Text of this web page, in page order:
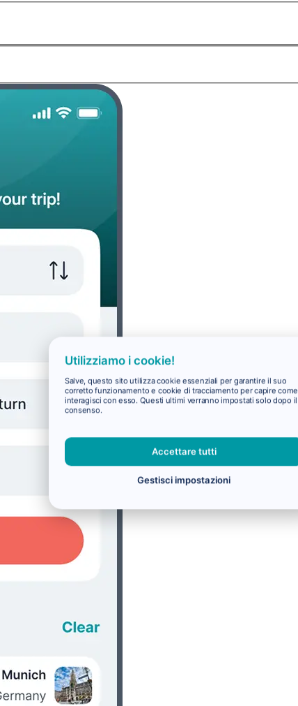
Utilizziamo i cookie!
Salve, questo sito utilizza cookie essenziali per garantire il suo
corretto funzionamento e cookie di tracciamento per capire come
interagisci con esso. Questi ultimi verranno impostati solo dopo il
consenso.
Accettare tutti
Gestisci impostazioni